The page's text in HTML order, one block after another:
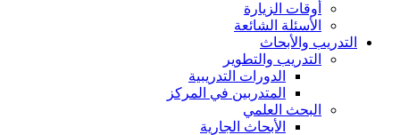
أوقات الزيارة
الأسئلة الشائعة
التدريب والأبحاث
التدريب والتطوير
الدورات التدريبية
المتدربين في المركز
البحث العلمي
الأبحاث الجارية